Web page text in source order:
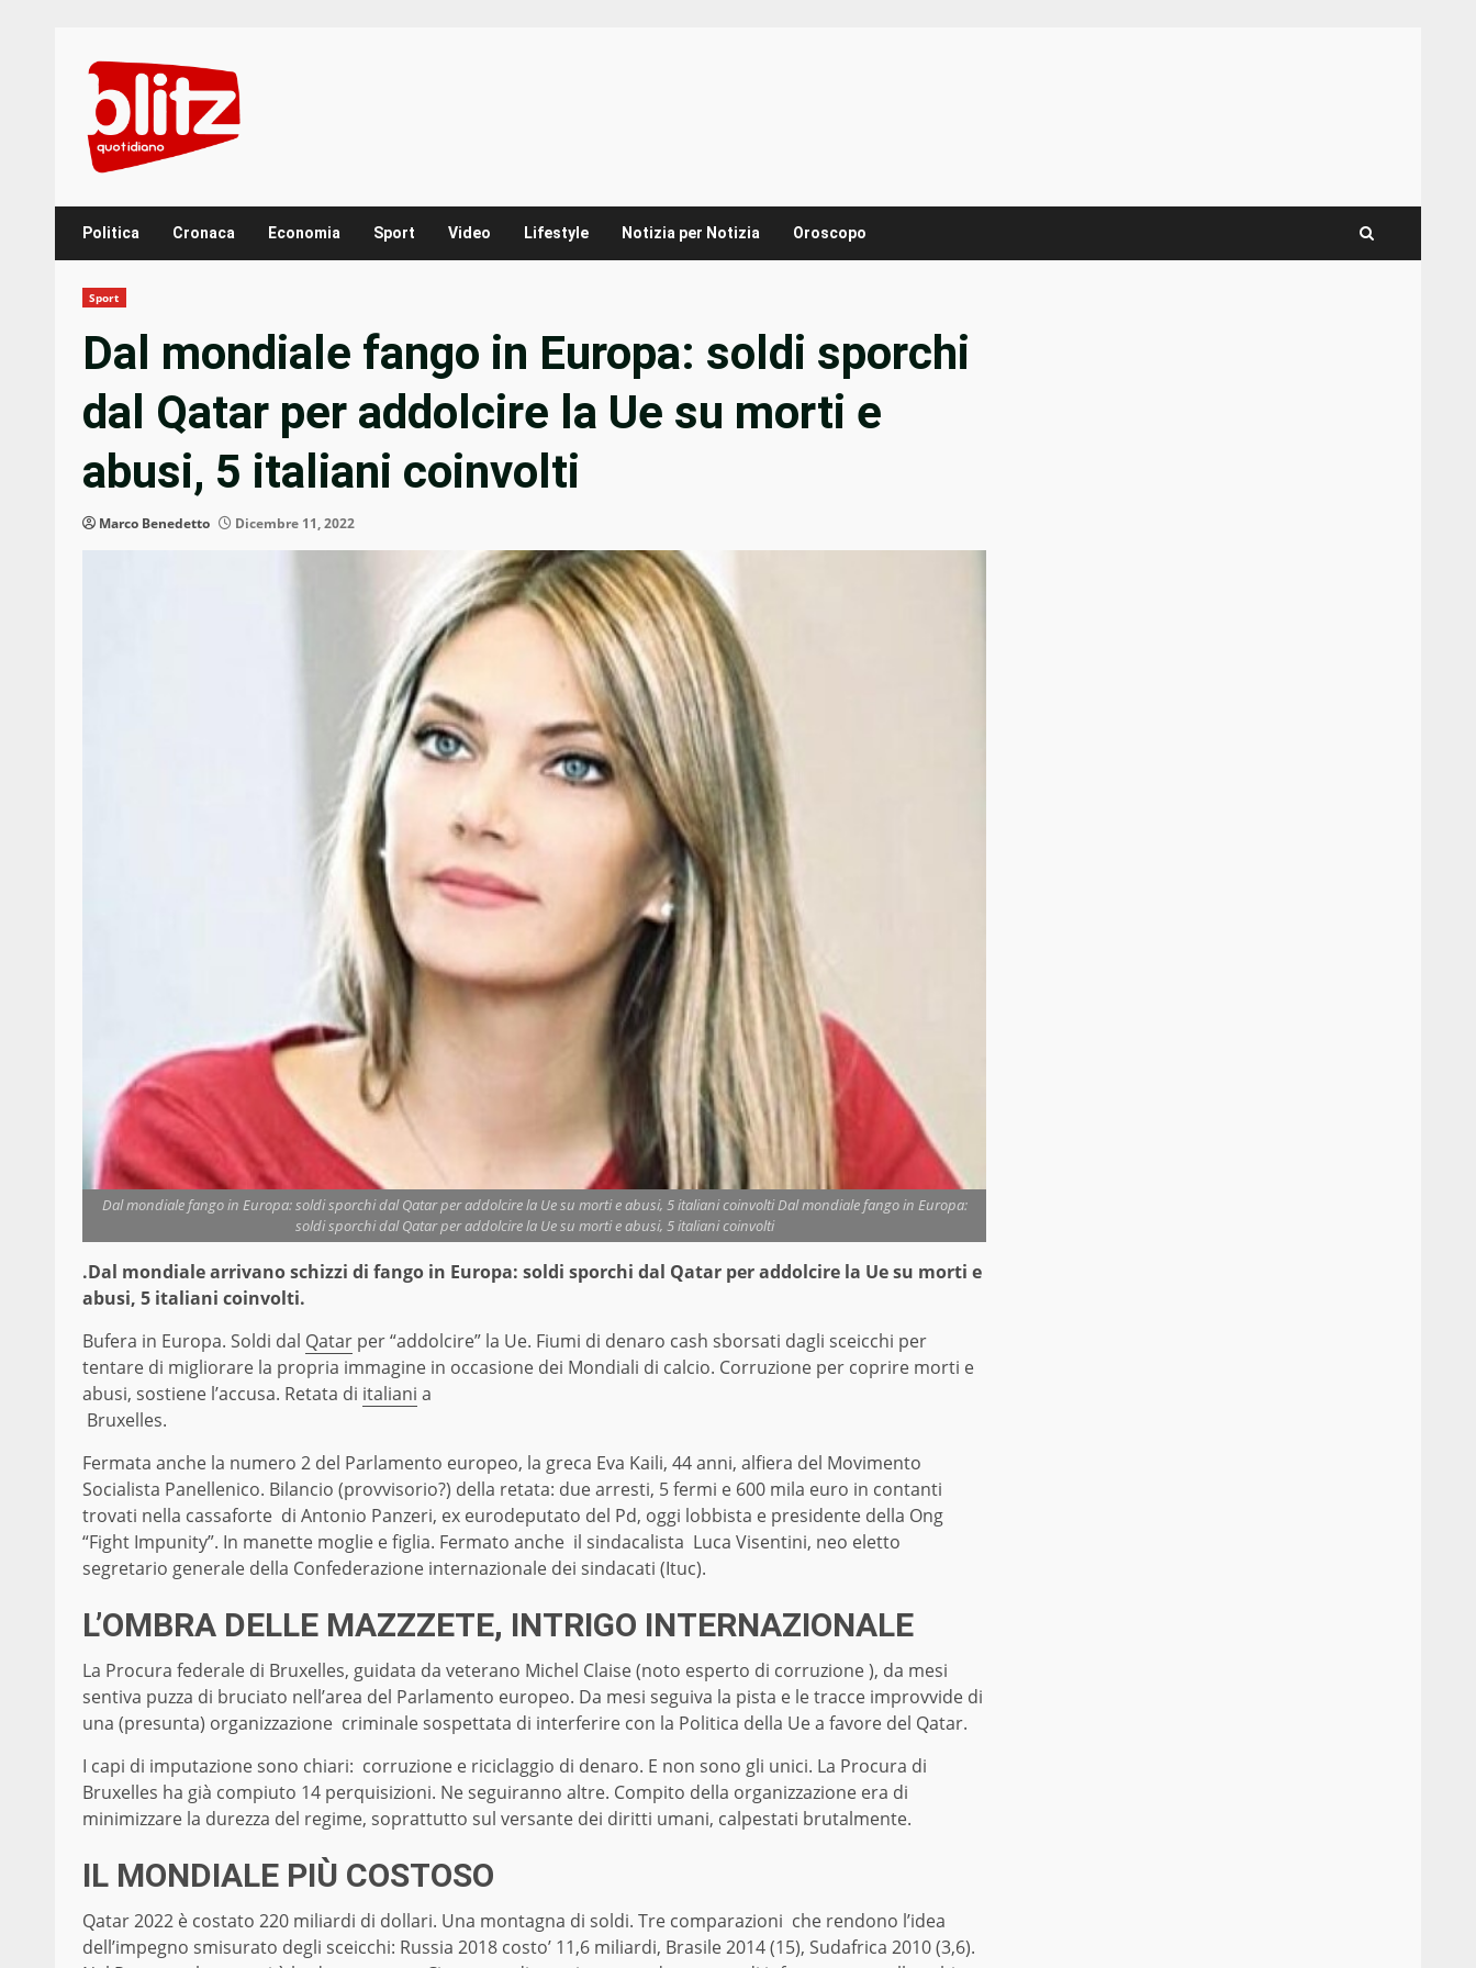
content
Politica Cronaca Economia Sport Video Lifestyle Notizia per Notizia Oroscopo
Sport
Dal mondiale fango in Europa: soldi sporchi
dal Qatar per addolcire la Ue su morti e
abusi, 5 italiani coinvolti
Marco Benedetto Dicembre 11, 2022
Dal mondiale fango in Europa: soldi sporchi dal Qatar per addolcire la Ue su morti e abusi, 5 italiani coinvolti Dal mondiale fango in Europa:
soldi sporchi dal Qatar per addolcire la Ue su morti e abusi, 5 italiani coinvolti
.Dal mondiale arrivano schizzi di fango in Europa: soldi sporchi dal Qatar per addolcire la Ue su morti e
abusi, 5 italiani coinvolti.
Bufera in Europa. Soldi dal Qatar per “addolcire” la Ue. Fiumi di denaro cash sborsati dagli sceicchi per
tentare di migliorare la propria immagine in occasione dei Mondiali di calcio. Corruzione per coprire morti e
abusi, sostiene l’accusa. Retata di italiani a
Bruxelles.
Fermata anche la numero 2 del Parlamento europeo, la greca Eva Kaili, 44 anni, alfiera del Movimento
Socialista Panellenico. Bilancio (provvisorio?) della retata: due arresti, 5 fermi e 600 mila euro in contanti
trovati nella cassaforte di Antonio Panzeri, ex eurodeputato del Pd, oggi lobbista e presidente della Ong
“Fight Impunity”. In manette moglie e figlia. Fermato anche il sindacalista Luca Visentini, neo eletto
segretario generale della Confederazione internazionale dei sindacati (Ituc).
L’OMBRA DELLE MAZZZETE, INTRIGO INTERNAZIONALE
La Procura federale di Bruxelles, guidata da veterano Michel Claise (noto esperto di corruzione ), da mesi
sentiva puzza di bruciato nell’area del Parlamento europeo. Da mesi seguiva la pista e le tracce improvvide di
una (presunta) organizzazione criminale sospettata di interferire con la Politica della Ue a favore del Qatar.
I capi di imputazione sono chiari: corruzione e riciclaggio di denaro. E non sono gli unici. La Procura di
Bruxelles ha già compiuto 14 perquisizioni. Ne seguiranno altre. Compito della organizzazione era di
minimizzare la durezza del regime, soprattutto sul versante dei diritti umani, calpestati brutalmente.
IL MONDIALE PIÙ COSTOSO
Qatar 2022 è costato 220 miliardi di dollari. Una montagna di soldi. Tre comparazioni che rendono l’idea
dell’impegno smisurato degli sceicchi: Russia 2018 costo’ 11,6 miliardi, Brasile 2014 (15), Sudafrica 2010 (3,6).